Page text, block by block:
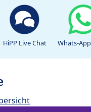
HiPP Live Chat Whats-